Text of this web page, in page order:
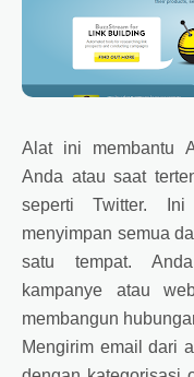
Alat ini membantu
Anda atau saat
seperti Twitter. Ini
menyimpan semua
satu tempat.
kampanye atau
membangun
Mengirim email dari